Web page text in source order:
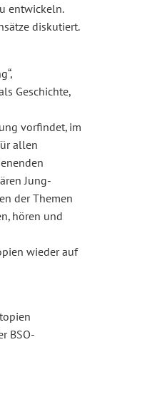
entwickeln.
diskutiert.
Geschichte,
vorfindet, im
allen
Jung-
der Themen
hören und
wieder auf
BSO-